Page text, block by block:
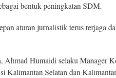
bentuk peningkatan SDM.
aturan jurnalistik terus terjaga
Ahmad Humaidi selaku Manager
Kalimantan Selatan dan